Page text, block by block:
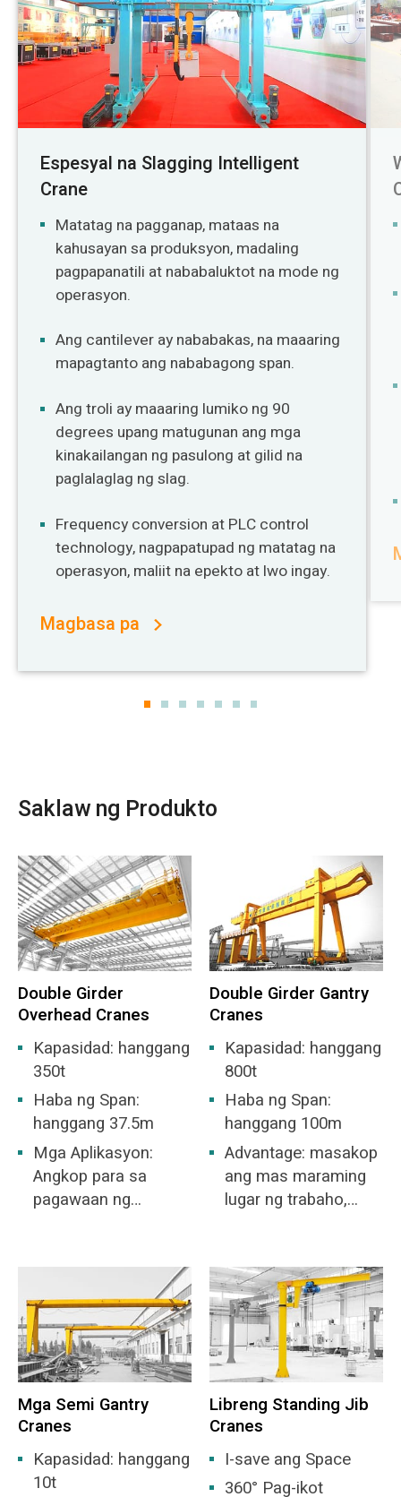
Espesyal na Slagging Intelligent
Crane
Matatag na pagganap, mataas na
kahusayan sa produksyon, madaling
pagpapanatili at nababaluktot na mode ng
operasyon.
Ang cantilever ay nababakas, na maaaring
mapagtanto ang nababagong span.
Ang troli ay maaaring lumiko ng 90
degrees upang matugunan ang mga
kinakailangan ng pasulong at gilid na
paglalaglag ng slag.
Frequency conversion at PLC control
technology, nagpapatupad ng matatag na
operasyon, maliit na epekto at lwo ingay.
Magbasa pa
Saklaw ng Produkto
Double Girder
Overhead Cranes
Kapasidad: hanggang
350t
Haba ng Span:
hanggang 37.5m
Mga Aplikasyon:
Angkop para sa
pagawaan ng
industriya ng
metalurhiya, bodega,
stockyard, power
station, pagawaan ng
industriya ng ilaw at
tela, pagawaan ng
industriya ng pagkain.
Double Girder Gantry
Cranes
Kapasidad: hanggang
800t
Haba ng Span:
hanggang 100m
Advantage: masakop
ang mas maraming
lugar ng trabaho,
Mga Semi Gantry
Cranes
Kapasidad: hanggang
10t
Libreng Standing Jib
Cranes
I-save ang Space
360° Pag-ikot